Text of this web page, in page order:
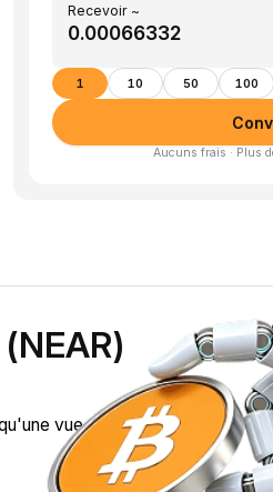
Recevoir ~
1 10 50 100
Aucuns frais · Plus
vue en temps réel de